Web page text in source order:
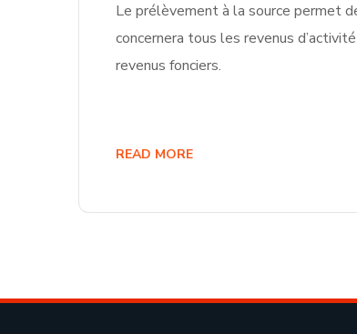
Le prélèvement à la source permet
concernera tous les revenus
revenus fonciers.
READ MORE